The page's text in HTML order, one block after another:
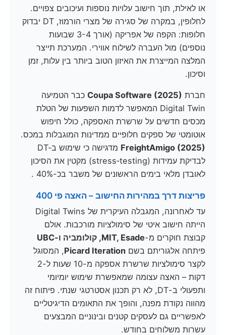
או לאילת, תוך חישוב עלויות נוספות ועיכובים צפויים.
לחלופין, במקרה של סגירה של מצרי הורמוז, DT יבדוק
חלופות: הקפה של אפריקה (אורך 3-4 שבועות
נוספים) מול העברה לשילוח אווירי. המערכת תייצר
המלצה המייצרת את האיזון הטוב ביותר בין עלות, זמן
וסיכון.
חברת Coupa Software (2025)כבר הטמיעה
Digital Twin המאפשר לדמות השפעות של הטלת
מכסים חדשים על שרשרת האספקה, כולל חיפוש
אוטומטי של ספקים חלופיים ממדינות המוגבלות במכס.
FreightAmigo (2025)
מדגישה כי שימוש ב‑DT
לבדיקת עמידות (stress‑testing) מקטין את הסיכון
לאובדן מלאי בימים הראשונים של משבר בכ-40% .
פריצות דרך במהירות החישוב – האצה פי 400
עד לאחרונה, המגבלה העיקרית של Digital Twins
הייתה חישוב איטי של סימולציות מורכבות. אולם
קבוצת חוקרים מ-MIT, Esade, קולומביה ו-UBC
פיתחה אלגוריתם בשם Picard Iteration, המסוגל
לקצר סימולציות שרשרת אספקה מ-10 שעות ל-2
דקות – האצה עצומה שמאפשרת שימוש יומיומי
ותפעולי ב-DT, לא רק תכנון אסטרטגי שנתי. פיתוח זה
מהווה נקודת מפנה, והופך את התאומים הדיגיטליים
לאפשריים גם לעסקים קטנים ובינוניים המבצעים
עשרות משלוחים בחודש.